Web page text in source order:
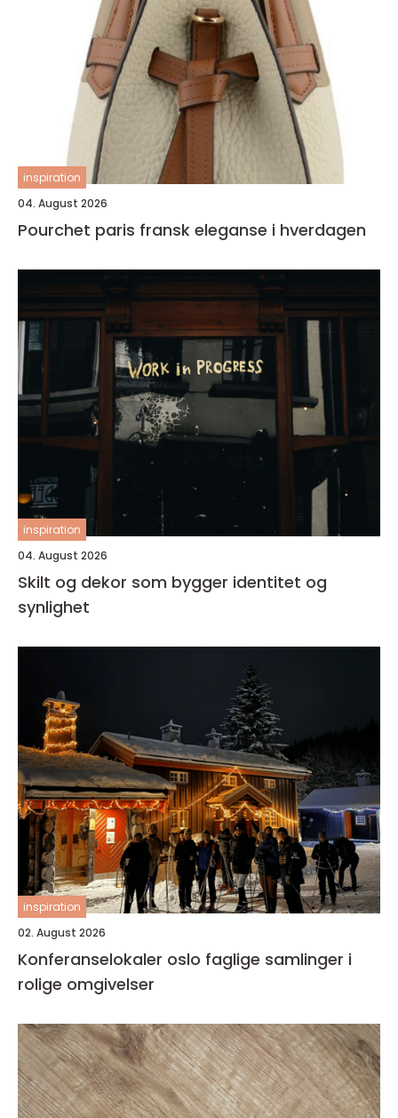
inspiration
04. August 2026
Pourchet paris fransk eleganse i hverdagen
inspiration
04. August 2026
Skilt og dekor som bygger identitet og
synlighet
inspiration
02. August 2026
Konferanselokaler oslo faglige samlinger i
rolige omgivelser